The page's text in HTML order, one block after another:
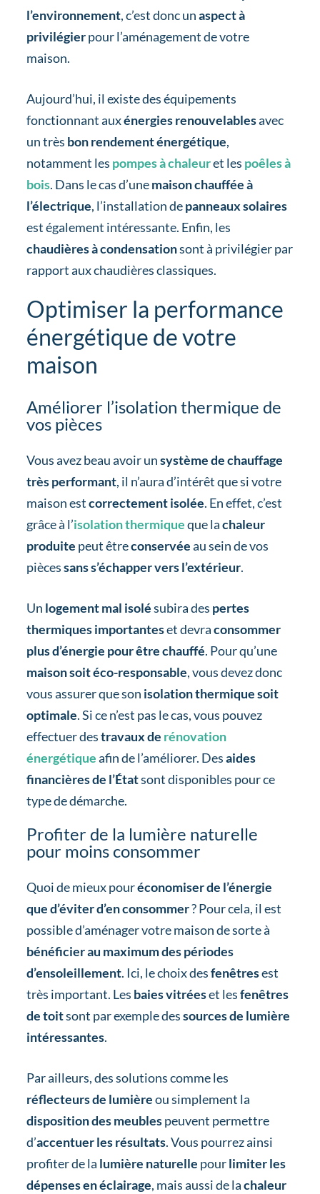
l’environnement, c’est donc unaspect à
privilégierpour l’aménagement de votre
maison.
Aujourd’hui, il existe des équipements
fonctionnant auxénergies renouvelablesavec
un très bon rendement énergétique,
notamment les pompes à chaleuret les poêles à
bois. Dans le cas d’unemaison chauffée à
l’électrique, l’installation depanneaux solaires
est également intéressante. Enfin, les
chaudières à condensationsont à privilégier par
rapport aux chaudières classiques.
Optimiser la performance
énergétique de votre
maison
Améliorer l’isolation thermique de
vos pièces
Vous avez beau avoir unsystème de chauffage
très performant, il n’aura d’intérêt que si votre
maison estcorrectement isolée. En effet, c’est
grâce à l’isolation thermiqueque lachaleur
produite peut êtreconservéeau sein de vos
piècessans s’échapper vers l’extérieur.
Un logement mal isolésubira des pertes
thermiques importanteset devraconsommer
plus d’énergie pour être chauffé. Pour qu’une
maison soit éco-responsable, vous devez donc
vous assurer que son isolation thermique soit
optimale. Si ce n’est pas le cas, vous pouvez
effectuer destravaux de rénovation
énergétiqueafin de l’améliorer. Desaides
financières de l’Étatsont disponibles pour ce
type de démarche.
Profiter de la lumière naturelle
pour moins consommer
Quoi de mieux pouréconomiser de l’énergie
que d’éviter d’en consommer? Pour cela, il est
possible d’aménager votre maison de sorte à
bénéficier au maximum des périodes
d’ensoleillement. Ici, le choix desfenêtresest
très important. Les baies vitréeset lesfenêtres
de toitsont par exemple dessources de lumière
intéressantes.
Par ailleurs, des solutions comme les
réflecteurs de lumièreou simplement la
disposition des meublespeuvent permettre
d’accentuer les résultats. Vous pourrez ainsi
profiter de la lumière naturelle pourlimiter les
dépenses en éclairage, mais aussi de lachaleur